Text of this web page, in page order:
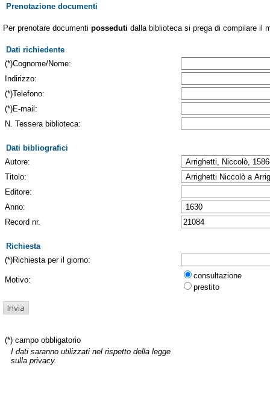
Prenotazione documenti
Per prenotare documenti posseduti dalla biblioteca si prega di compilare il
Dati richiedente
(*)Cognome/Nome:
Indirizzo:
(*)Telefono:
(*)E-mail:
N. Tessera biblioteca:
Dati bibliografici
Autore:
Titolo:
Editore:
Anno:
Record nr.
Richiesta
(*)Richiesta per il giorno:
Motivo:
consultazione
prestito
(*) campo obbligatorio
I dati saranno utilizzati nel rispetto della legge
sulla privacy.